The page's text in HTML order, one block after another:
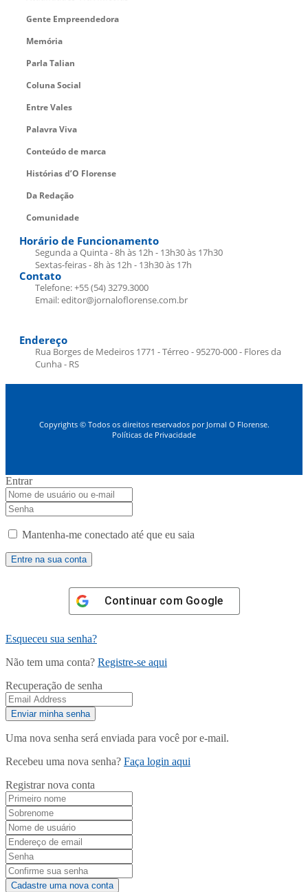
Gente Empreendedora
Memória
Parla Talian
Coluna Social
Entre Vales
Palavra Viva
Conteúdo de marca
Histórias d’O Florense
Da Redação
Comunidade
Horário de Funcionamento
Segunda a Quinta - 8h às 12h - 13h30 às 17h30
Sextas-feiras - 8h às 12h - 13h30 às 17h
Contato
Telefone: +55 (54) 3279.3000
Email: editor@jornaloflorense.com.br
Endereço
Rua Borges de Medeiros 1771 - Térreo - 95270-000 - Flores da
Cunha - RS
Copyrights © Todos os direitos reservados por Jornal O Florense.
Políticas de Privacidade
Entrar
Mantenha-me conectado até que eu saia
Continuar com Google
Esqueceu sua senha?
Não tem uma conta? Registre-se aqui
Recuperação de senha
Uma nova senha será enviada para você por e-mail.
Recebeu uma nova senha? Faça login aqui
Registrar nova conta